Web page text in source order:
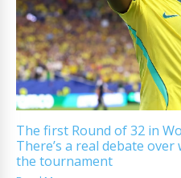
The first Round of 32 in
There’s a real debate
the tournament